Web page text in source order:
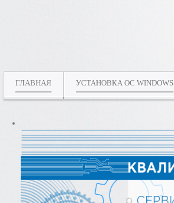
ГЛАВНАЯ УСТАНОВКА ОС WINDOWS